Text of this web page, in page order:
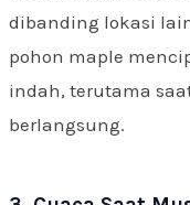
dibanding lokasi
pohon maple
indah, terutama
berlangsung.